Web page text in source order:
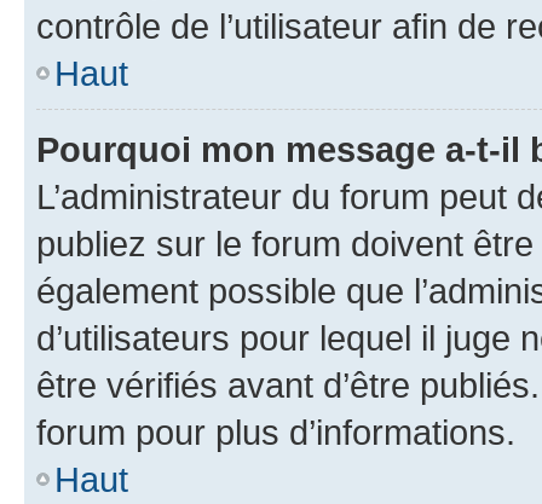
contrôle de l’utilisateur afin de
Haut
Pourquoi mon message a-t-il
L’administrateur du forum peut
publiez sur le forum doivent
également possible que
d’utilisateurs pour lequel il juge
être vérifiés avant d’être
forum pour plus d’informations.
Haut